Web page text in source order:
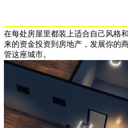
在每处房屋里都装上适合自己风格
来的资金投资到房地产，发展你的
管这座城市。